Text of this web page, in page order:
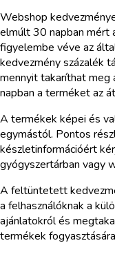
Webshop
elmúlt 30 napban mért
figyelembe véve az
kedvezmény százalék
mennyit takaríthat meg
napban a terméket az
A termékek képei és
egymástól. Pontos
készletinformációért
gyógyszertárban vagy
A feltüntetett
a felhasználóknak a
ajánlatokról és
termékek